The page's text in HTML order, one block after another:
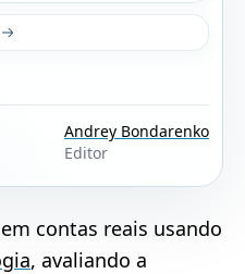
Andrey Bondarenko
Editor
contas reais usando
, avaliando a